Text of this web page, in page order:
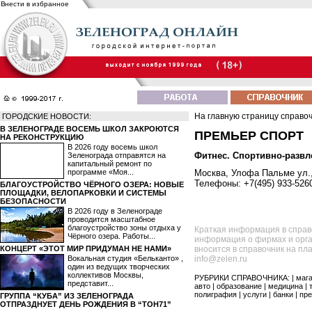
Внести в избранное
ГОРОДСКИЕ НОВОСТИ:
В ЗЕЛЕНОГРАДЕ ВОСЕМЬ ШКОЛ ЗАКРОЮТСЯ
НА РЕКОНСТРУКЦИЮ
В 2026 году восемь школ
Зеленограда отправятся на
капитальный ремонт по
программе «Моя...
БЛАГОУСТРОЙСТВО ЧЁРНОГО ОЗЕРА: НОВЫЕ
ПЛОЩАДКИ, ВЕЛОПАРКОВКИ И СИСТЕМЫ
БЕЗОПАСНОСТИ
В 2026 году в Зеленограде
проводится масштабное
благоустройство зоны отдыха у
Чёрного озера. Работы...
КОНЦЕРТ «ЭТОТ МИР ПРИДУМАН НЕ НАМИ»
Вокальная студия «Бельканто» ,
один из ведущих творческих
коллективов Москвы,
представит...
ГРУППА “КУБА” ИЗ ЗЕЛЕНОГРАДА
ОТПРАЗДНУЕТ ДЕНЬ РОЖДЕНИЯ В “ТОН71”
На главную страницу
ПРЕМЬЕР СПОРТ
Фитнес. Спортивно-
Москва, Улофа Пальме
Телефоны: +7(495) 933-
Краткая информация в
информация о фирмах и
вносится в справочник на
info@zelen.ru
РУБРИКИ СПРАВОЧНИКА: |
авто
образование медицина
полиграфия
услуги банки